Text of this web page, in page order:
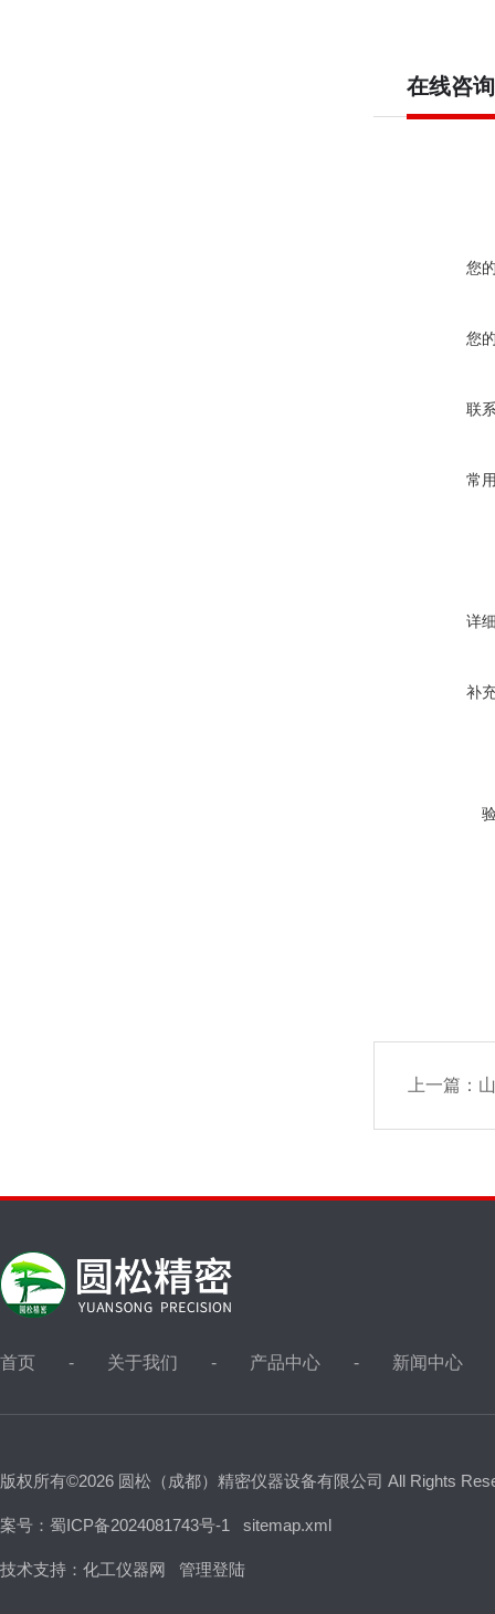
指针指示
公差带
N和kgf
山度指针
注：由于
在线咨询
您
您
联
常
详
补
上一篇：
首页 关于我们 产品中心 新闻中心
版权所有©2026 圆松（成都）精密仪器设备有限公司 All Rights
案号：蜀ICP备2024081743号-1 sitemap.xml
技术支持： 化工仪器网 管理登陆